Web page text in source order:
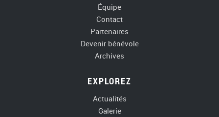
Équipe
Contact
Partenaires
Devenir bénévole
Archives
EXPLOREZ
Actualités
Galerie